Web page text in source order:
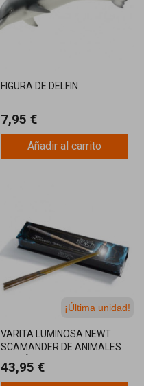
FIGURA DE DELFIN
7,95 €
Añadir al carrito
¡Última unidad!
VARITA LUMINOSA NEWT
SCAMANDER DE ANIMALES
43,95 €